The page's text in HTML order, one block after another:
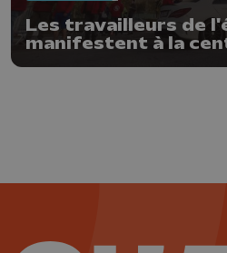
Les travailleurs de
manifestent à la